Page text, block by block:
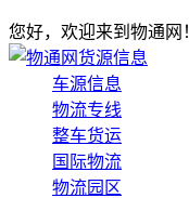
您好，欢迎来到物通网
货源信息
车源信息
物流专线
整车货运
国际物流
物流园区